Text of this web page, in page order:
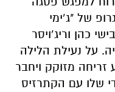
של "ג’ימי
כהן וריג’ויסר
על נעילת הלילה
זריחה מזוקק ויחבר
שלו עם הקתרזיס